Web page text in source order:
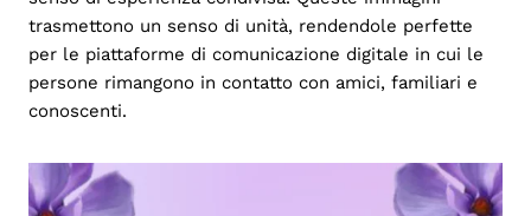
trasmettono un senso di unità, rendendole perfette
per le piattaforme di comunicazione digitale in cui le
persone rimangono in contatto con amici, familiari e
conoscenti.